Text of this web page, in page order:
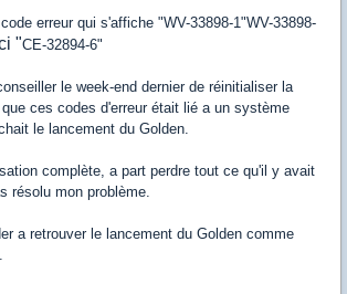
erreur qui s'affiche "WV-33898-1"WV-33898-
"CE-32894-6"
le week-end dernier de réinitialiser la
ces codes d'erreur était lié a un système
le lancement du Golden.
complète, a part perdre tout ce qu'il y avait
résolu mon problème.
a retrouver le lancement du Golden comme